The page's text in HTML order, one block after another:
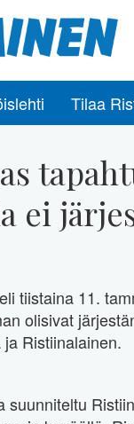
Tilaa
ei
tiistaina 11.
olisivat
Ristiinalainen.
suunniteltu